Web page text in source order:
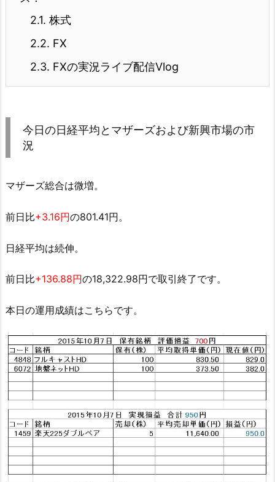
2.1. 株式
2.2. FX
2.3. FXの実況ライブ配信Vlog
今日の日経平均とマザーズおよび新興市場の市
況
マザーズ総合は微増。
前日比+3.16円の801.41円。
日経平均は続伸。
前日比+136.88円の18,322.98円で取引終了です。
本日の運用成績はこちらです。